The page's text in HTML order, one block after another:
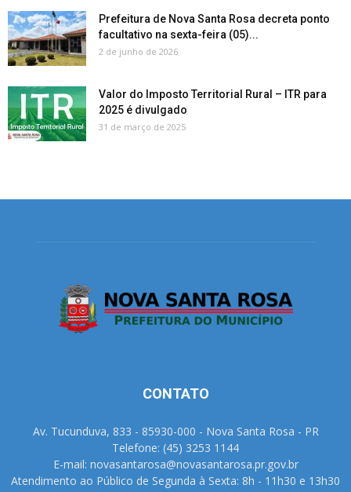
Prefeitura de Nova Santa Rosa decreta ponto
facultativo na sexta-feira (05)...
2 de junho de 2026
Valor do Imposto Territorial Rural – ITR para
2025 é divulgado
31 de março de 2025
CONTATO
Av. Tucunduva, 833 - 85930-000 - Nova Santa Rosa - PR
Telefone: (45) 3253 1144
E-mail: novasantarosa@novasantarosa.pr.gov.br
Atendimento ao Público de Segunda à Sexta: 8h - 11h30 e 13h30